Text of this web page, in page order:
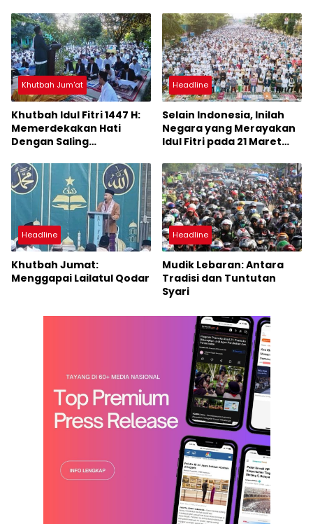
Sesama
Khutbah Jum'at
Khutbah Idul Fitri 1447 H:
Memerdekakan Hati
Dengan Saling
Headline
Selain Indonesia, Inilah
Negara yang Merayakan
Idul Fitri pada 21 Maret
Headline
Khutbah Jumat:
Menggapai Lailatul Qodar
Headline
Mudik Lebaran: Antara
Tradisi dan Tuntutan
Syari